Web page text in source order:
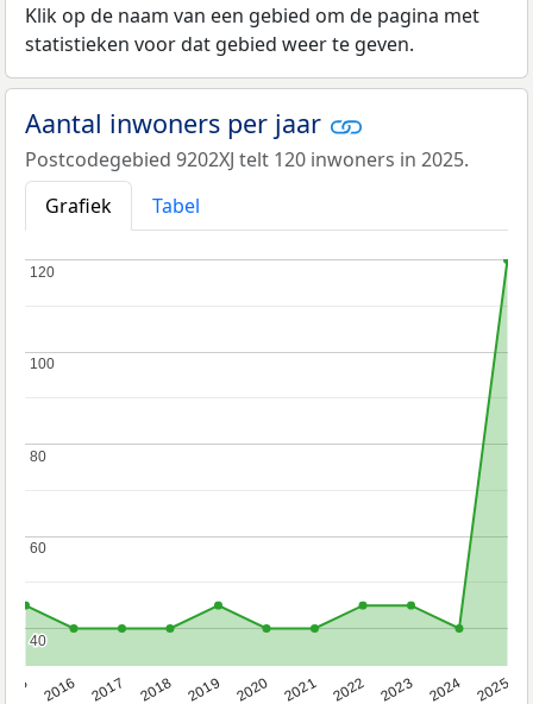
Klik op de naam van een gebied om de pagina met
statistieken voor dat gebied weer te geven.
Aantal inwoners per jaar
Postcodegebied 9202XJ telt 120 inwoners in 2025.
Grafiek
Tabel
2016 2017 2018 2019 2020 2021 2022 2023 2024 2025
40
40
60
60
80
80
100
100
120
120